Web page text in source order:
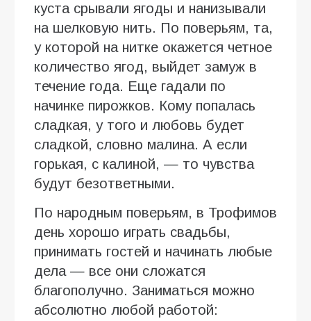
куста срывали ягоды и нанизывали
на шелковую нить. По поверьям, та,
у которой на нитке окажется четное
количество ягод, выйдет замуж в
течение года. Еще гадали по
начинке пирожков. Кому попалась
сладкая, у того и любовь будет
сладкой, словно малина. А если
горькая, с калиной, — то чувства
будут безответными.
По народным поверьям, в Трофимов
день хорошо играть свадьбы,
принимать гостей и начинать любые
дела — все они сложатся
благополучно. Заниматься можно
абсолютно любой работой: